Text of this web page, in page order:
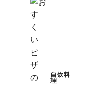
自炊料
理